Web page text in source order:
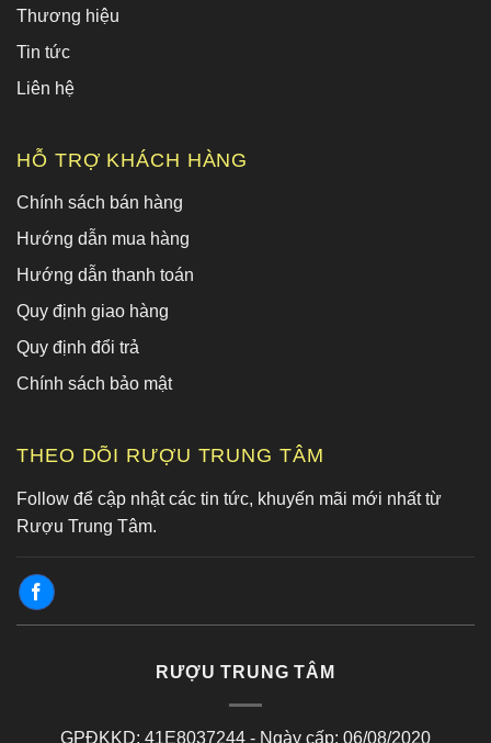
Thương hiệu
Tin tức
Liên hệ
HỖ TRỢ KHÁCH HÀNG
Chính sách bán hàng
Hướng dẫn mua hàng
Hướng dẫn thanh toán
Quy định giao hàng
Quy định đổi trả
Chính sách bảo mật
THEO DÕI RƯỢU TRUNG TÂM
Follow để cập nhật các tin tức, khuyến mãi mới nhất từ
Rượu Trung Tâm.
RƯỢU TRUNG TÂM
GPĐKKD: 41E8037244 - Ngày cấp: 06/08/2020